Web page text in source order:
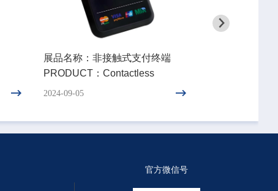
展品名称：非接触式支付终端
PRODUCT：Contactless
Payment Terminal
2024-09-05
官方微信号